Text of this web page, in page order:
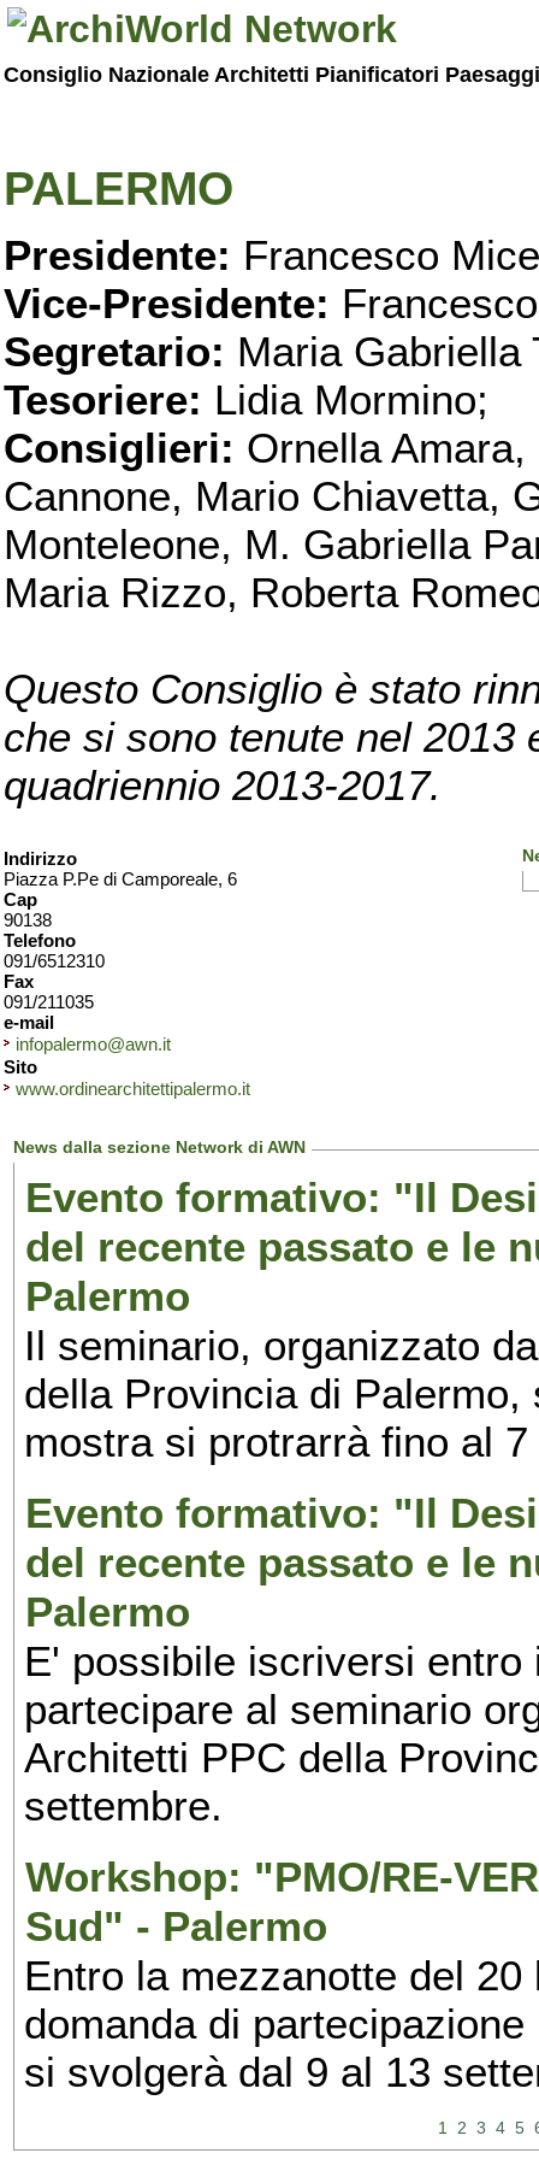
Consiglio Nazionale Architetti Pianificatori
PALERMO
Presidente: Francesco
Vice-Presidente:
Segretario: Maria Gabriella
Tesoriere: Lidia Mormino;
Consiglieri: Ornella
Cannone, Mario Chiavetta,
Monteleone, M. Gabriella
Maria Rizzo, Roberta
Questo Consiglio è stato
che si sono tenute nel 2013
quadriennio 2013-2017.
Indirizzo
Piazza P.Pe di Camporeale, 6
Cap
90138
Telefono
091/6512310
Fax
091/211035
e-mail
infopalermo@awn.it
Sito
www.ordinearchitettipalermo.it
News dalla sezione Network di AWN
Evento formativo: "Il
del recente passato e le
Palermo
Il seminario, organizzato
della Provincia di
mostra si protrarrà fino al
Evento formativo: "Il
del recente passato e le
Palermo
E' possibile iscriversi
partecipare al seminario
Architetti PPC della
settembre.
Workshop: "PMO/RE-
Sud" - Palermo
Entro la mezzanotte del
domanda di
si svolgerà dal 9 al 13
1 2 3 4 5